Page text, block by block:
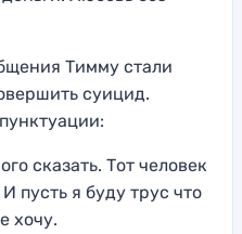
Тимму стали
суицид.
сказать. Тот человек
пусть я буду трус что
хочу.